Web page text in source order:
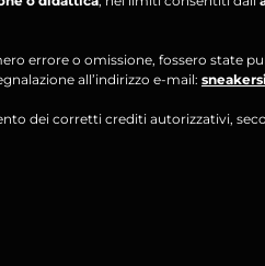
errore o omissione, fossero state
all’indirizzo e-mail:
dei corretti crediti autorizzativi,